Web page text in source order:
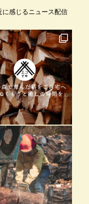
に感じるニュース配信